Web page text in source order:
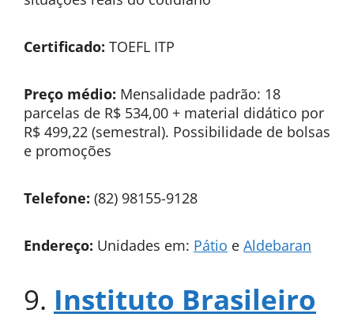
Certificado: TOEFL ITP
Preço médio: Mensalidade padrão: 18
parcelas de R$ 534,00 + material didático por
R$ 499,22 (semestral). Possibilidade de bolsas
e promoções
Telefone: (82) 98155-9128
Endereço: Unidades em: Pátio e Aldebaran
9. Instituto Brasileiro